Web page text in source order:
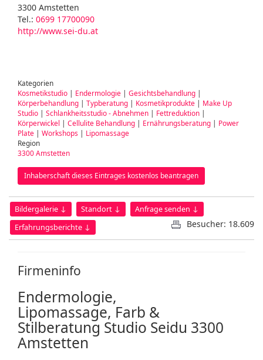
3300 Amstetten
Tel.: 0699 17700090
http://www.sei-du.at
Kategorien
Kosmetikstudio | Endermologie | Gesichtsbehandlung |
Körperbehandlung | Typberatung | Kosmetikprodukte | Make Up
Studio | Schlankheitsstudio - Abnehmen | Fettreduktion |
Körperwickel | Cellulite Behandlung | Ernährungsberatung | Power
Plate | Workshops | Lipomassage
Region
3300 Amstetten
Inhaberschaft dieses Eintrages kostenlos beantragen
Bildergalerie ↓ Standort ↓
Anfrage senden ↓
Erfahrungsberichte ↓
Besucher: 18.609
Firmeninfo
Endermologie,
Lipomassage, Farb &
Stilberatung Studio Seidu 3300
Amstetten